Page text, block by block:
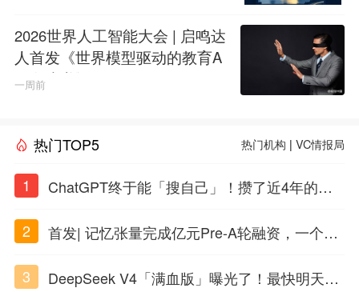
2026世界人工智能大会 | 启鸣达
人首发《世界模型驱动的教育A
GI白皮书》
一周前
热门TOP5 热门机构 |VC情报局
1
ChatGPT终于能「搜自己」！攒了近4年的对
2
首发| 记忆张量完成亿元Pre-A轮融资，一个上
3
DeepSeek V4「满血版」曝光了！最快明天发